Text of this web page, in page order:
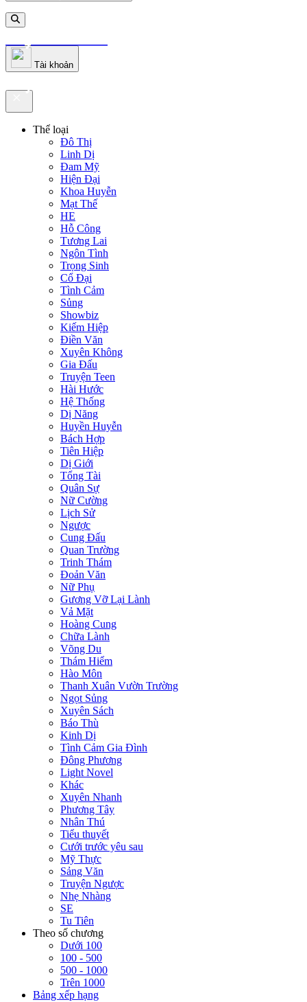
truyenfullz.com
Tài khoản
truyenfullz.com
Thể loại
Đô Thị
Linh Dị
Đam Mỹ
Hiện Đại
Khoa Huyễn
Mạt Thế
HE
Hỗ Công
Tương Lai
Ngôn Tình
Trọng Sinh
Cổ Đại
Tình Cảm
Sủng
Showbiz
Kiếm Hiệp
Điền Văn
Xuyên Không
Gia Đấu
Truyện Teen
Hài Hước
Hệ Thống
Dị Năng
Huyền Huyễn
Bách Hợp
Tiên Hiệp
Dị Giới
Tổng Tài
Quân Sự
Nữ Cường
Lịch Sử
Ngược
Cung Đấu
Quan Trường
Trinh Thám
Đoản Văn
Nữ Phụ
Gương Vỡ Lại Lành
Vả Mặt
Hoàng Cung
Chữa Lành
Võng Du
Thám Hiểm
Hào Môn
Thanh Xuân Vườn Trường
Ngọt Sủng
Xuyên Sách
Báo Thù
Kinh Dị
Tình Cảm Gia Đình
Đông Phương
Light Novel
Khác
Xuyên Nhanh
Phương Tây
Nhân Thú
Tiểu thuyết
Cưới trước yêu sau
Mỹ Thực
Sảng Văn
Truyện Ngược
Nhẹ Nhàng
SE
Tu Tiên
Theo số chương
Dưới 100
100 - 500
500 - 1000
Trên 1000
Bảng xếp hạng